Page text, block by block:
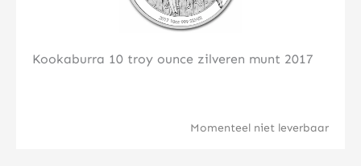
Kookaburra 10 troy ounce zilveren munt 2017
Momenteel niet leverbaar